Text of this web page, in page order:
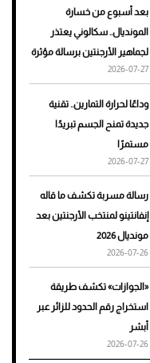
تمنحك فخامة استثنائية
هوى الأبطال
أفضل تدريج للشعر الطويل
لإطلالة جريئة وعصرية
للرجال
بعد أسبوع من خسارة
المونديال.. سكالوني يعتذر
لجماهير الأرجنتين برسالة مؤثرة
2026-07-27
وداعًا لحرارة التمارين.. تقنية
جديدة تمنح الجسم تبريدًا
مستمرًا
2026-07-27
رسالة مسربة تكشف ما قاله
إنفانتينو لمنتخب الأرجنتين بعد
مونديال 2026
2026-07-26
«الجوازات» تكشف طريقة
استخراج رقم الحدود للزائر عبر
أبشر
2026-07-26